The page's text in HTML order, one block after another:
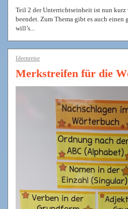
Teil 2 der Unterrichtseinheit ist nun kurz
beendet. Zum Thema gibt es auch
will’s...
Ideenreise
Merkstreifen für die